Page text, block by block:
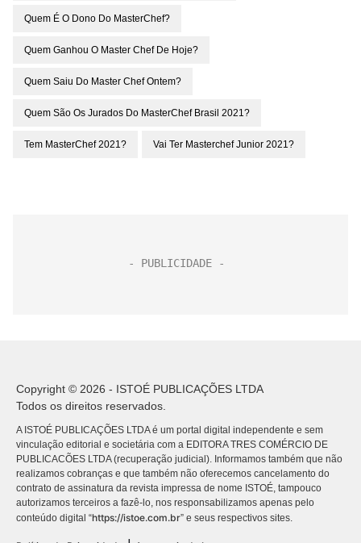
Quem É O Dono Do MasterChef?
Quem Ganhou O Master Chef De Hoje?
Quem Saiu Do Master Chef Ontem?
Quem São Os Jurados Do MasterChef Brasil 2021?
Tem MasterChef 2021? Vai Ter Masterchef Junior 2021?
Copyright © 2026 - ISTOÉ PUBLICAÇÕES LTDA
Todos os direitos reservados.
A ISTOÉ PUBLICAÇÕES LTDA é um portal digital independente e sem
vinculação editorial e societária com a EDITORA TRES COMÉRCIO DE
PUBLICACÕES LTDA (recuperação judicial). Informamos também que não
realizamos cobranças e que também não oferecemos cancelamento do
contrato de assinatura da revista impressa de nome ISTOÉ, tampouco
autorizamos terceiros a fazê-lo, nos responsabilizamos apenas pelo
conteúdo digital “https://istoe.com.br” e seus respectivos sites.